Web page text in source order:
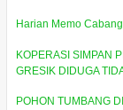
Harian Memo
KOPERASI SIMPAN
GRESIK DIDUGA
POHON TUMBANG